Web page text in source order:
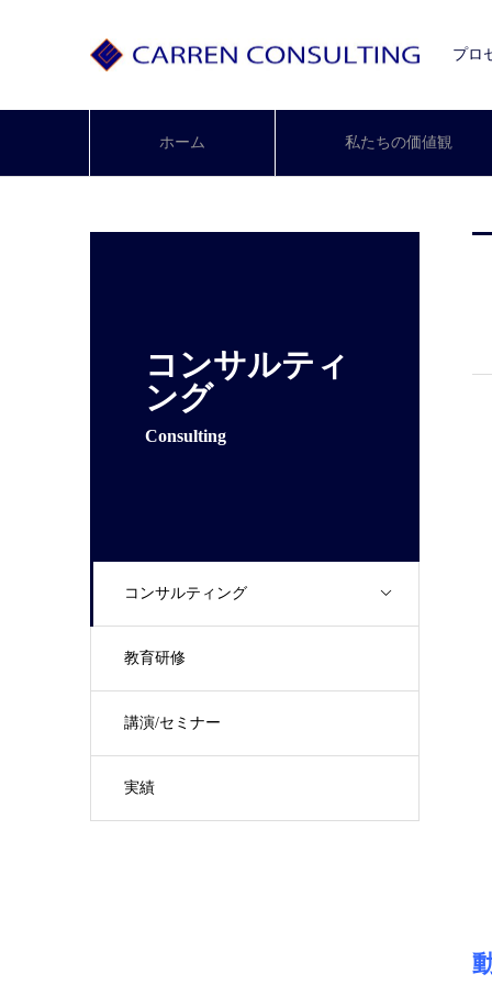
プロ
ホーム 私たちの価値観
コンサルティ
ング
Consulting
コンサルティング
教育研修
講演/セミナー
実績